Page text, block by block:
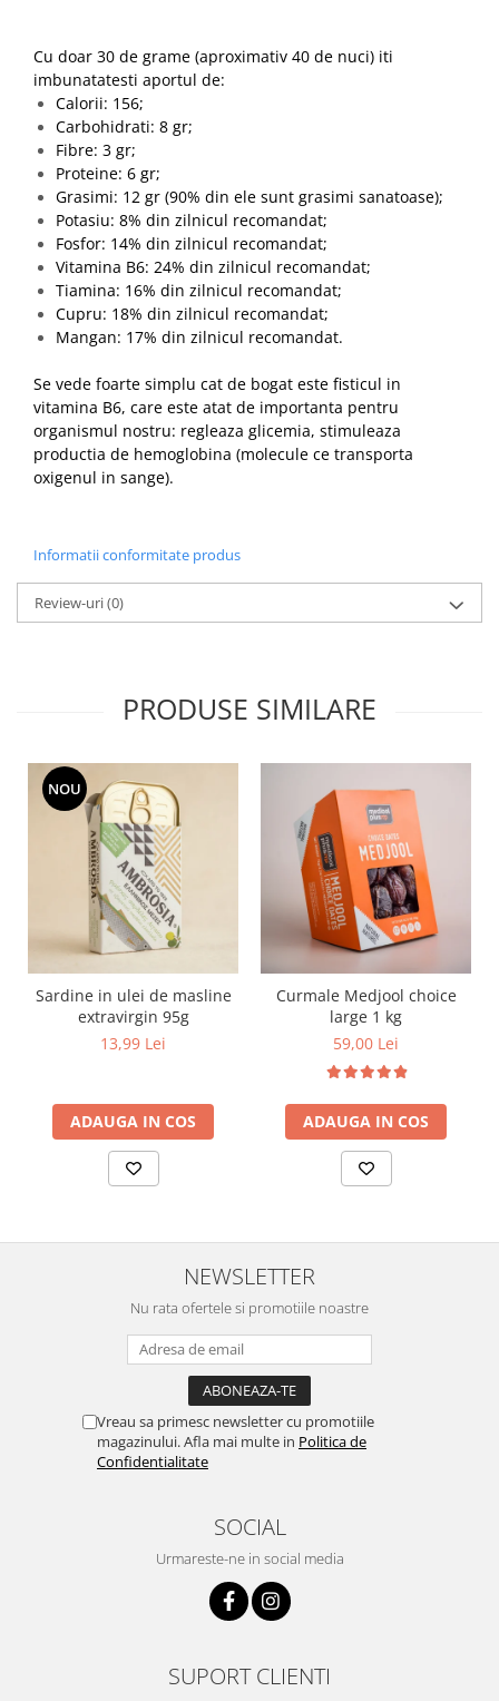
Cu doar 30 de grame (aproximativ 40 de nuci) iti
imbunatatesti aportul de:
Calorii: 156;
Carbohidrati: 8 gr;
Fibre: 3 gr;
Proteine: 6 gr;
Grasimi: 12 gr (90% din ele sunt grasimi sanatoase);
Potasiu: 8% din zilnicul recomandat;
Fosfor: 14% din zilnicul recomandat;
Vitamina B6: 24% din zilnicul recomandat;
Tiamina: 16% din zilnicul recomandat;
Cupru: 18% din zilnicul recomandat;
Mangan: 17% din zilnicul recomandat.
Se vede foarte simplu cat de bogat este fisticul in
vitamina B6, care este atat de importanta pentru
organismul nostru: regleaza glicemia, stimuleaza
productia de hemoglobina (molecule ce transporta
oxigenul in sange).
Informatii conformitate produs
Review-uri(0)
PRODUSE SIMILARE
NOU
Sardine in ulei de masline
extravirgin 95g
13,99 Lei
ADAUGA IN COS
Curmale Medjool choice
large 1 kg
59,00 Lei
ADAUGA IN COS
NEWSLETTER
Nu rata ofertele si promotiile noastre
Vreau sa primesc newsletter cu promotiile
magazinului. Afla mai multe in Politica de
Confidentialitate
SOCIAL
Urmareste-ne in social media
SUPORT CLIENTI